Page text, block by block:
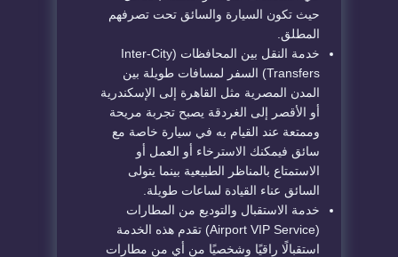
حيث تكون السيارة والسائق تحت تصرفهم
المطلق.
خدمة النقل بين المحافظات (Inter-City
Transfers) السفر لمسافات طويلة بين
المدن المصرية مثل القاهرة إلى الإسكندرية
أو الأقصر إلى الغردقة يصبح تجربة مريحة
وممتعة عند القيام به في سيارة خاصة مع
سائق فيمكنك الاسترخاء أو العمل أو
الاستمتاع بالمناظر الطبيعية بينما يتولى
السائق عناء القيادة لساعات طويلة.
خدمة الاستقبال والتوديع من المطارات
(Airport VIP Service) تقدم هذه الخدمة
استقبالًا راقيًا وشخصيًا من أي من مطارات